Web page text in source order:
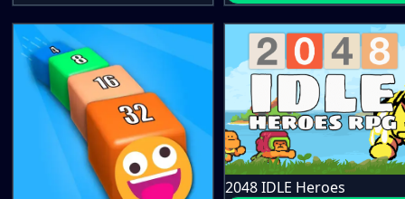
2048 IDLE Heroes